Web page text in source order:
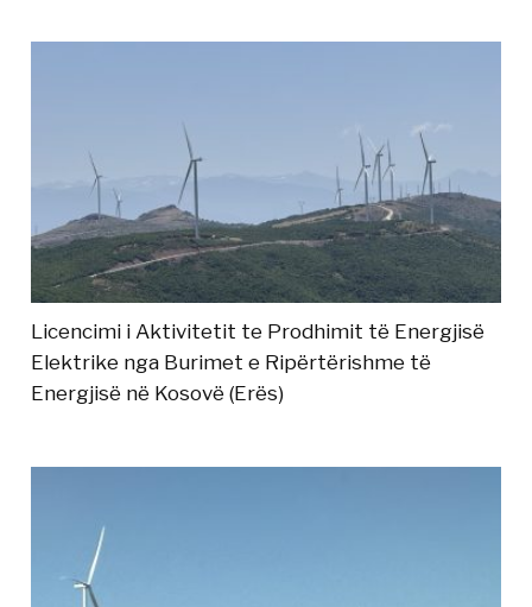
Licencimi i Aktivitetit te Prodhimit të Energjisë
Elektrike nga Burimet e Ripërtërishme të
Energjisë në Kosovë (Erës)